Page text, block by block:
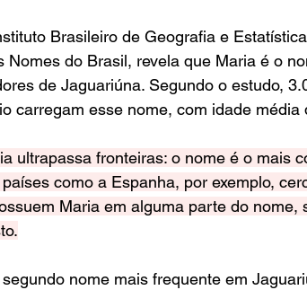
Brasileiro de Geografia e
Nomes do Brasil, revela que Maria é o
de Jaguariúna. Segundo o estudo,
carregam esse nome, com idade média
ultrapassa fronteiras: o nome é o mais
como a Espanha, por exemplo,
Maria em alguma parte do nome,
nome mais frequente em